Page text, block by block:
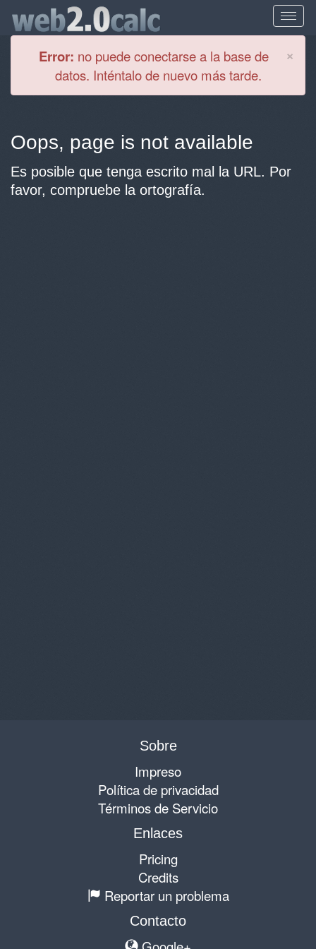
×
Error: no puede conectarse a la base de
datos. Inténtalo de nuevo más tarde.
Oops, page is not available
Es posible que tenga escrito mal la URL. Por
favor, compruebe la ortografía.
Sobre
Impreso
Política de privacidad
Términos de Servicio
Enlaces
Pricing
Credits
Reportar un problema
Contacto